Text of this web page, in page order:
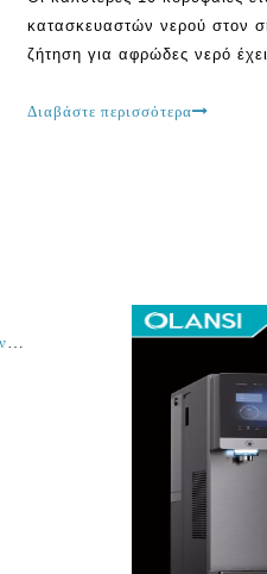
κατασκευαστών νερού στον
ζήτηση για αφρώδες νερό
παρέχουν μια μέθοδο χωρίς
Διαβάστε περισσότερα
Πράγματα που πρέπει να προσέξετε όταν επιλέγετε τις καλύτερες μάρκες παραγωγής φινέτρου για τη χρήση στο σπίτι και το γραφείο